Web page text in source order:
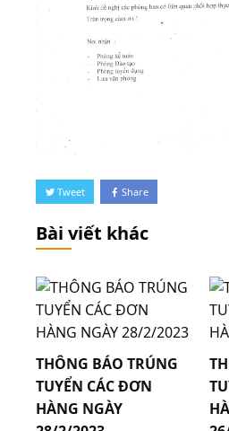
Tweet Share
Bài viết khác
THÔNG BÁO TRÚNG
TUYỂN CÁC ĐƠN
HÀNG NGÀY